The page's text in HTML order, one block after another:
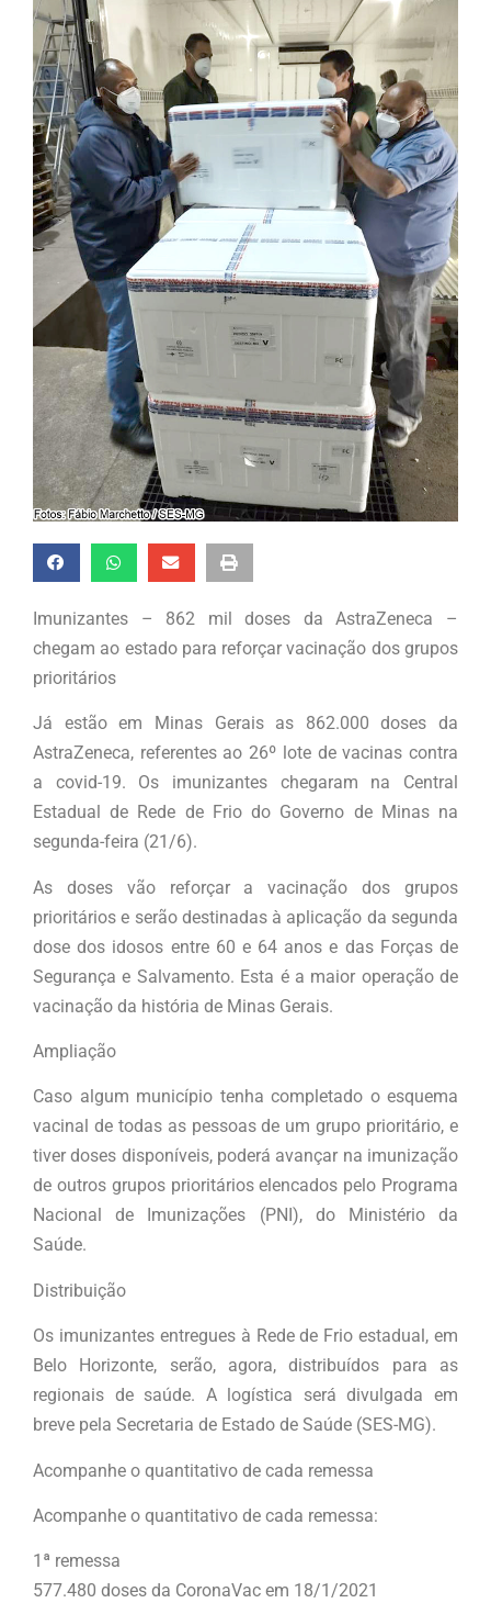
Imunizantes – 862 mil doses da AstraZeneca –
chegam ao estado para reforçar vacinação dos grupos
prioritários
Já estão em Minas Gerais as 862.000 doses da
AstraZeneca, referentes ao 26º lote de vacinas contra
a covid-19. Os imunizantes chegaram na Central
Estadual de Rede de Frio do Governo de Minas na
segunda-feira (21/6).
As doses vão reforçar a vacinação dos grupos
prioritários e serão destinadas à aplicação da segunda
dose dos idosos entre 60 e 64 anos e das Forças de
Segurança e Salvamento. Esta é a maior operação de
vacinação da história de Minas Gerais.
Ampliação
Caso algum município tenha completado o esquema
vacinal de todas as pessoas de um grupo prioritário, e
tiver doses disponíveis, poderá avançar na imunização
de outros grupos prioritários elencados pelo Programa
Nacional de Imunizações (PNI), do Ministério da
Saúde.
Distribuição
Os imunizantes entregues à Rede de Frio estadual, em
Belo Horizonte, serão, agora, distribuídos para as
regionais de saúde. A logística será divulgada em
breve pela Secretaria de Estado de Saúde (SES-MG).
Acompanhe o quantitativo de cada remessa
Acompanhe o quantitativo de cada remessa:
1ª remessa
577.480 doses da CoronaVac em 18/1/2021